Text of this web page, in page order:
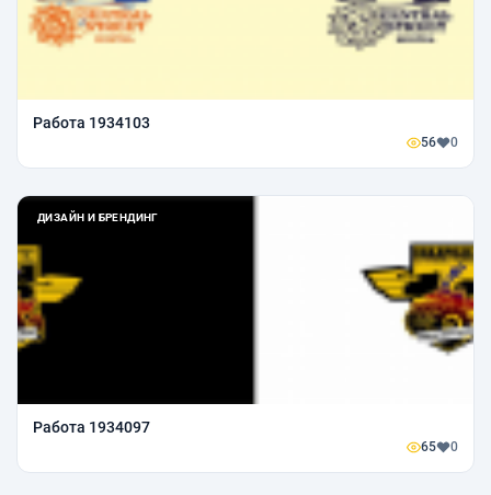
Работа 1934103
56 0
ДИЗАЙН И БРЕНДИНГ
Работа 1934097
65 0